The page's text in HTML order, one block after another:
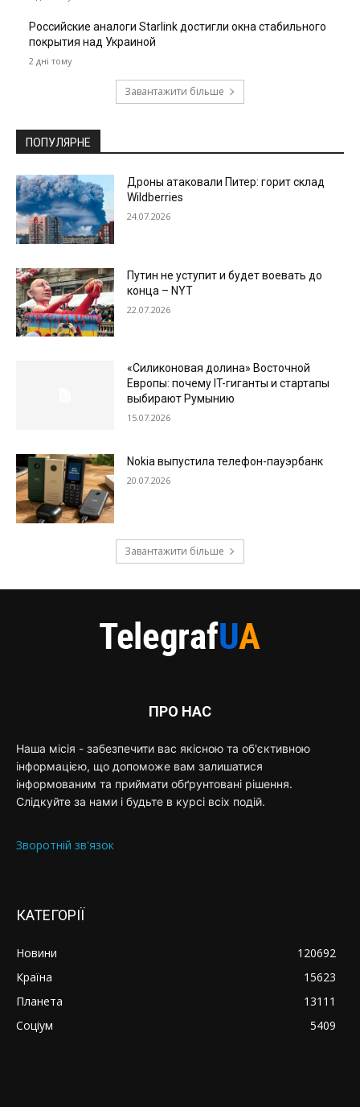
Российские аналоги Starlink достигли окна стабильного
покрытия над Украиной
2 дні тому
Завантажити більше
ПОПУЛЯРНЕ
Дроны атаковали Питер: горит склад
Wildberries
24.07.2026
Путин не уступит и будет воевать до
конца – NYT
22.07.2026
«Силиконовая долина» Восточной
Европы: почему IT-гиганты и стартапы
выбирают Румынию
15.07.2026
Nokia выпустила телефон-пауэрбанк
20.07.2026
Завантажити більше
ПРО НАС
Наша місія - забезпечити вас якісною та об'єктивною
інформацією, що допоможе вам залишатися
інформованим та приймати обґрунтовані рішення.
Слідкуйте за нами і будьте в курсі всіх подій.
Зворотній зв'язок
КАТЕГОРІЇ
Новини
120692
Країна
15623
Планета
13111
Соціум
5409